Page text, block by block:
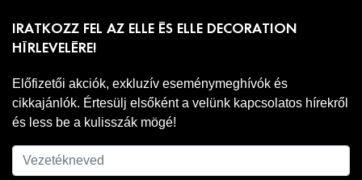
IRATKOZZ FEL AZ ELLE ÉS ELLE DECORATION
HÍRLEVELÉRE!
Előfizetői akciók, exkluzív eseménymeghívók és
cikkajánlók. Értesülj elsőként a velünk kapcsolatos hírekről
és less be a kulisszák mögé!